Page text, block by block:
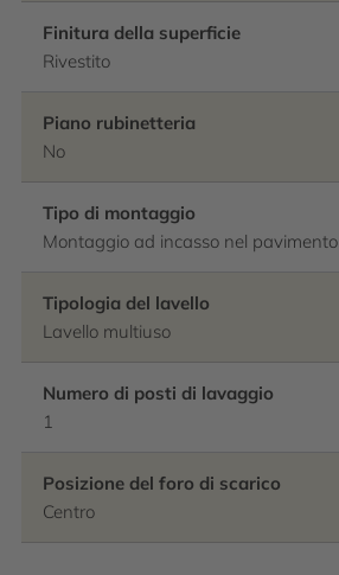
Finitura della superficie
Rivestito
Piano rubinetteria
No
Tipo di montaggio
Montaggio ad incasso nel pavimento
Tipologia del lavello
Lavello multiuso
Numero di posti di lavaggio
1
Posizione del foro di scarico
Centro